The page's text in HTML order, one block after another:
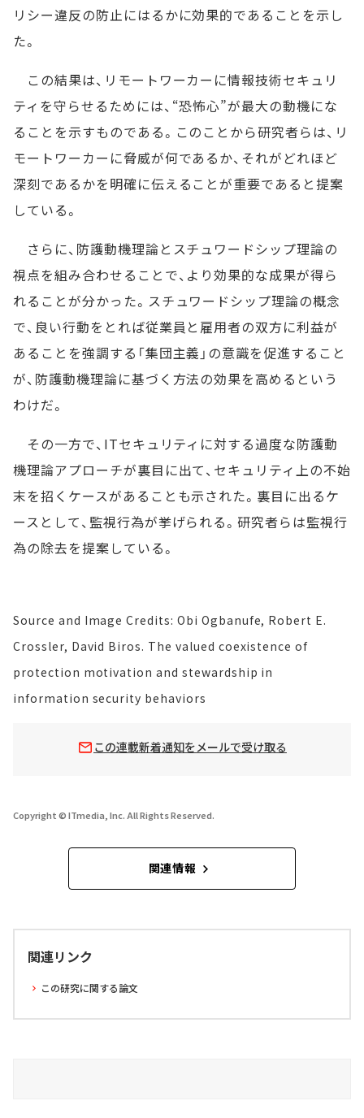
リシー違反の防止にはるかに効果的であることを示し
た。
この結果は、リモートワーカーに情報技術セキュリ
ティを守らせるためには、“恐怖心”が最大の動機にな
ることを示すものである。このことから研究者らは、リ
モートワーカーに脅威が何であるか、それがどれほど
深刻であるかを明確に伝えることが重要であると提案
している。
さらに、防護動機理論とスチュワードシップ理論の
視点を組み合わせることで、より効果的な成果が得ら
れることが分かった。スチュワードシップ理論の概念
で、良い行動をとれば従業員と雇用者の双方に利益が
あることを強調する「集団主義」の意識を促進すること
が、防護動機理論に基づく方法の効果を高めるという
わけだ。
その一方で、ITセキュリティに対する過度な防護動
機理論アプローチが裏目に出て、セキュリティ上の不始
末を招くケースがあることも示された。裏目に出るケ
ースとして、監視行為が挙げられる。研究者らは監視行
為の除去を提案している。
Source and Image Credits: Obi Ogbanufe, Robert E.
Crossler, David Biros. The valued coexistence of
protection motivation and stewardship in
information security behaviors
この連載新着通知をメールで受け取る
Copyright © ITmedia, Inc. All Rights Reserved.
関連情報
関連リンク
この研究に関する論文